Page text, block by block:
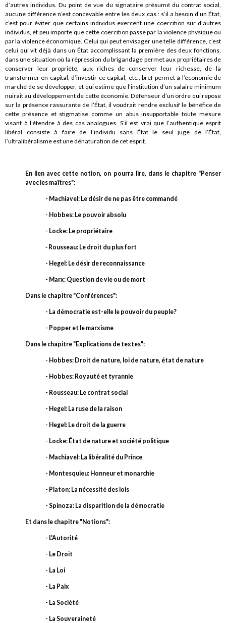
d’autres individus. Du point de vue du signataire présumé du contrat social,
aucune différence n’est concevable entre les deux cas : s’il a besoin d’un État,
c’est pour éviter que certains individus exercent une coercition sur d’autres
individus, et peu importe que cette coercition passe par la violence physique ou
par la violence économique. Celui qui peut envisager une telle différence, c’est
celui qui vit déjà dans un État accomplissant la première des deux fonctions,
dans une situation où la répression du brigandage permet aux propriétaires de
conserver leur propriété, aux riches de conserver leur richesse, de la
transformer en capital, d’investir ce capital, etc., bref permet à l’économie de
marché de se développer, et qui estime que l’institution d’un salaire minimum
nuirait au développement de cette économie. Défenseur d’un ordre qui repose
sur la présence rassurante de l’État, il voudrait rendre exclusif le bénéfice de
cette présence et stigmatise comme un abus insupportable toute mesure
visant à l’étendre à des cas analogues. S’il est vrai que l’authentique esprit
libéral consiste à faire de l’individu sans État le seul juge de l’État,
l’ultralibéralisme est une dénaturation de cet esprit.
En lien avec cette notion, on pourra lire, dans le chapitre "Penser
avec les maîtres":
- Machiavel: Le désir de ne pas être commandé
- Hobbes: Le pouvoir absolu
- Locke: Le propriétaire
- Rousseau: Le droit du plus fort
- Hegel: Le désir de reconnaissance
- Marx: Question de vie ou de mort
Dans le chapitre "Conférences":
- La démocratie est-elle le pouvoir du peuple?
- Popper et le marxisme
Dans le chapitre "Explications de textes":
- Hobbes: Droit de nature, loi de nature, état de nature
- Hobbes: Royauté et tyrannie
- Rousseau: Le contrat social
- Hegel: La ruse de la raison
- Hegel: Le droit de la guerre
- Locke: État de nature et société politique
- Machiavel: La libéralité du Prince
- Montesquieu: Honneur et monarchie
- Platon: La nécessité des lois
- Spinoza: La disparition de la démocratie
Et dans le chapitre "Notions":
- L'Autorité
- Le Droit
- La Loi
- La Paix
- La Société
- La Souveraineté